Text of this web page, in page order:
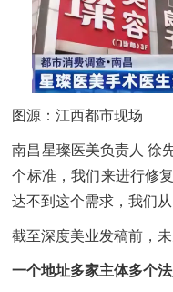
图源：江西都市现场
南昌星璨医美负责人 徐
个标准，我们来进行修
达不到这个需求，我们从
截至深度美业发稿前，未
一个地址多家主体多个